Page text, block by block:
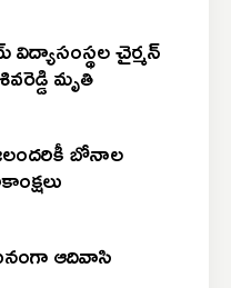
చైర్మన్
మృతి
బోనాల
ఆదివాసి